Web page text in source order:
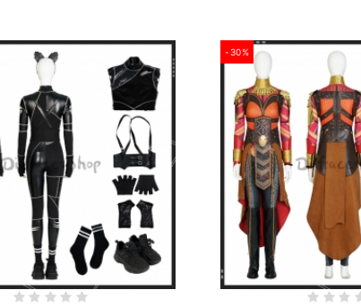
-30%